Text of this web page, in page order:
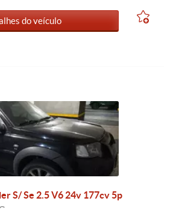
do veículo
S/ Se 2.5 V6 24v 177cv 5p